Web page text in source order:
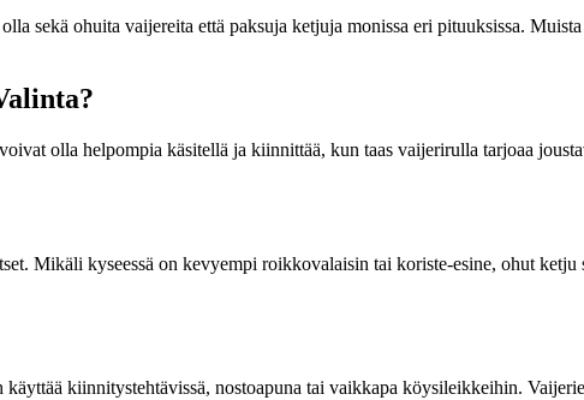
ohuita vaijereita että paksuja ketjuja monissa eri pituuksissa.
olla helpompia käsitellä ja kiinnittää, kun taas vaijerirulla tarjoaa
Mikäli kyseessä on kevyempi roikkovalaisin tai koriste-esine, ohut ketju
kiinnitystehtävissä, nostoapuna tai vaikkapa köysileikkeihin.